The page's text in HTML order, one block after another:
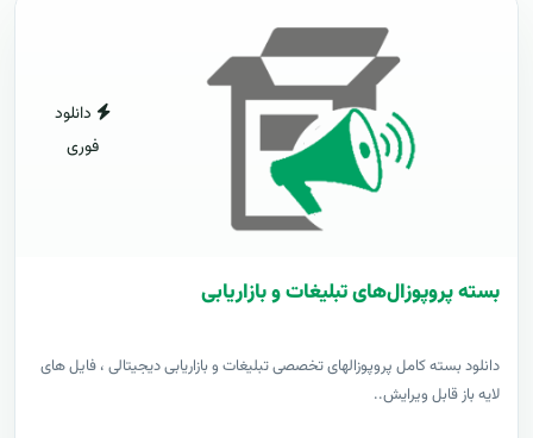
دانلود
فوری
بسته پروپوزال‌های تبلیغات و بازاریابی
دانلود بسته کامل پروپوزالهای تخصصی تبلیغات و بازاریابی دیجیتالی ، فایل های
لایه باز قابل ویرایش..